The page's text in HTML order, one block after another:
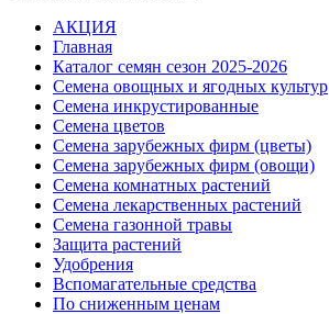
АКЦИЯ
Главная
Каталог семян сезон 2025-2026
Семена овощных и ягодных культур
Семена инкрустированные
Семена цветов
Семена зарубежных фирм (цветы)
Семена зарубежных фирм (овощи)
Семена комнатных растений
Семена лекарственных растений
Семена газонной травы
Защита растений
Удобрения
Вспомагательные средства
По сниженным ценам